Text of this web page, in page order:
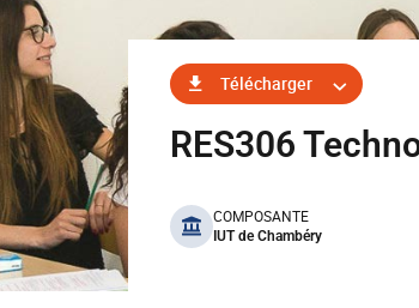
Télécharger
RES306
benefits
COMPOSANTE
IUT de Chambéry